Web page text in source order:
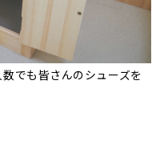
でも皆さんのシューズを